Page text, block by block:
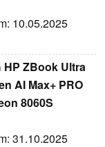
10.05.2025
ZBook Ultra
AI Max+ PRO
8060S
31.10.2025